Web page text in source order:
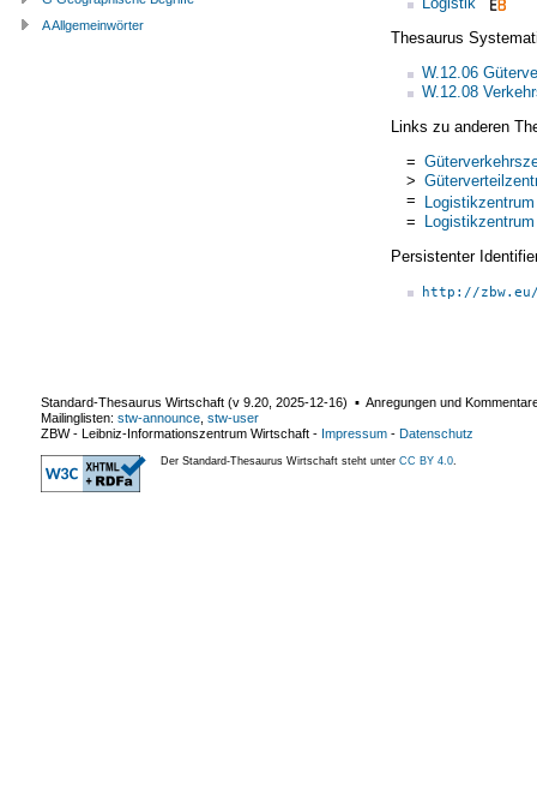
Thesaurus
W.12.06
W.12.08
Links zu anderen
=
>
= Logistikzentrum
= Logistikzentrum
Persistenter
http://
A Allgemeinwörter
Standard-Thesaurus Wirtschaft (v 9.20 2025-12-16) ▪ Anregungen und
Mailinglisten: stw-announce stw-user
ZBW - Leibniz-Informationszentrum Wirtschaft - Impressum - Datenschutz
Der Standard-Thesaurus Wirtschaft steht unter CC BY 4.0